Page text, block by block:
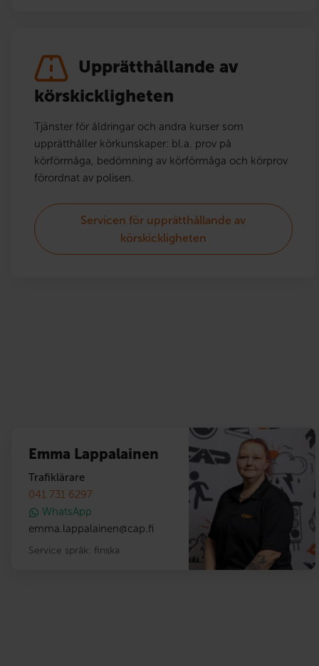
Upprätthållande av
körskickligheten
Tjänster för åldringar och andra kurser som
upprätthåller körkunskaper: bl.a. prov på
körförmåga, bedömning av körförmåga och körprov
förordnat av polisen.
Servicen för upprätthållande av
körskickligheten
Emma Lappalainen
Trafiklärare
041 731 6297
WhatsApp
emma.lappalainen@cap.fi
Service språk: finska